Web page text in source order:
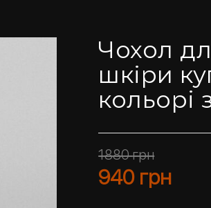
Чохол
шкіри
кольорі
1880грн
940 грн